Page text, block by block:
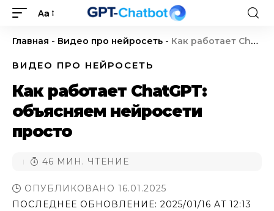
Aa
Главная - Видео про нейросеть - Как работает ChatGPT: объясняем нейросети просто
ВИДЕО ПРО НЕЙРОСЕТЬ
Как работает ChatGPT:
объясняем нейросети
просто
ПОСЛЕДНЕЕ ОБНОВЛЕНИЕ: 2025/01/16 AT 12:13
ОПУБЛИКОВАНО 16.01.2025
46 МИН. ЧТЕНИЕ